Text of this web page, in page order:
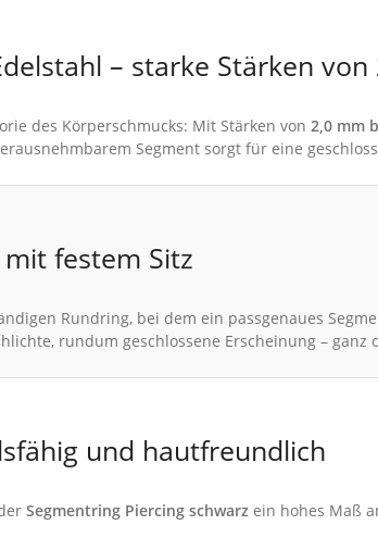
– starke Stärken von
des Körperschmucks: Mit Stärken von 2,0 mm
Segment sorgt für eine
festem Sitz
Rundring, bei dem ein passgenaues
rundum geschlossene Erscheinung – ganz
und hautfreundlich
Segmentring Piercing schwarz ein hohes Maß